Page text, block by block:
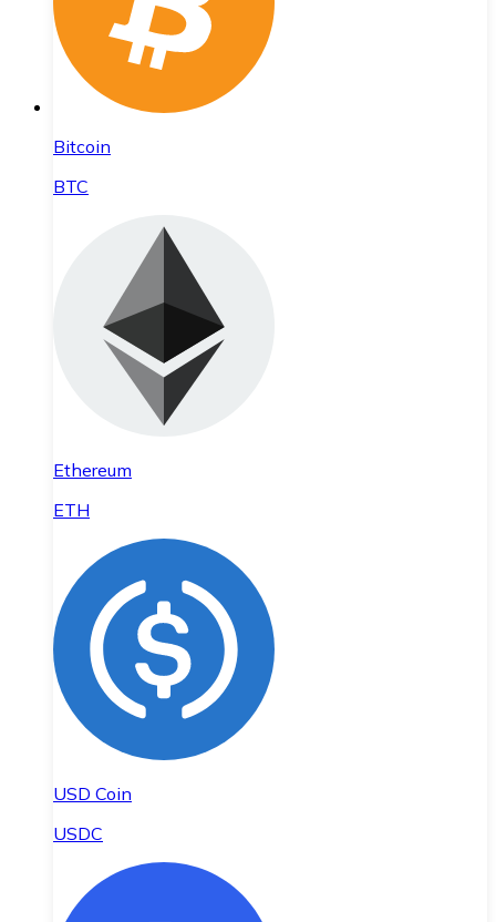
Bitcoin
BTC
Ethereum
ETH
USD Coin
USDC